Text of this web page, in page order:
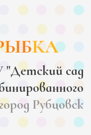
сад
Рубцовск